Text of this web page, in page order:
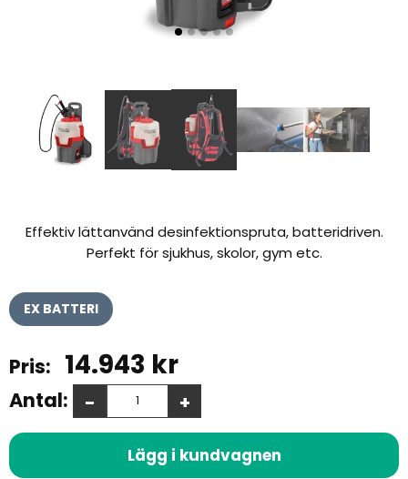
Effektiv lättanvänd desinfektionspruta, batteridriven.
Perfekt för sjukhus, skolor, gym etc.
EX BATTERI
14.943 kr
Antal: +
-
Lägg i kundvagnen